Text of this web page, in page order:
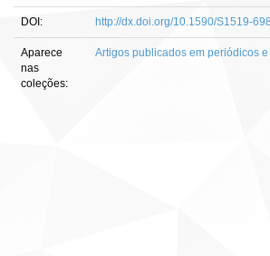
DOI: http://dx.doi.org/10.1590/S1519-
Aparece
nas
coleções:
Artigos publicados em periódicos